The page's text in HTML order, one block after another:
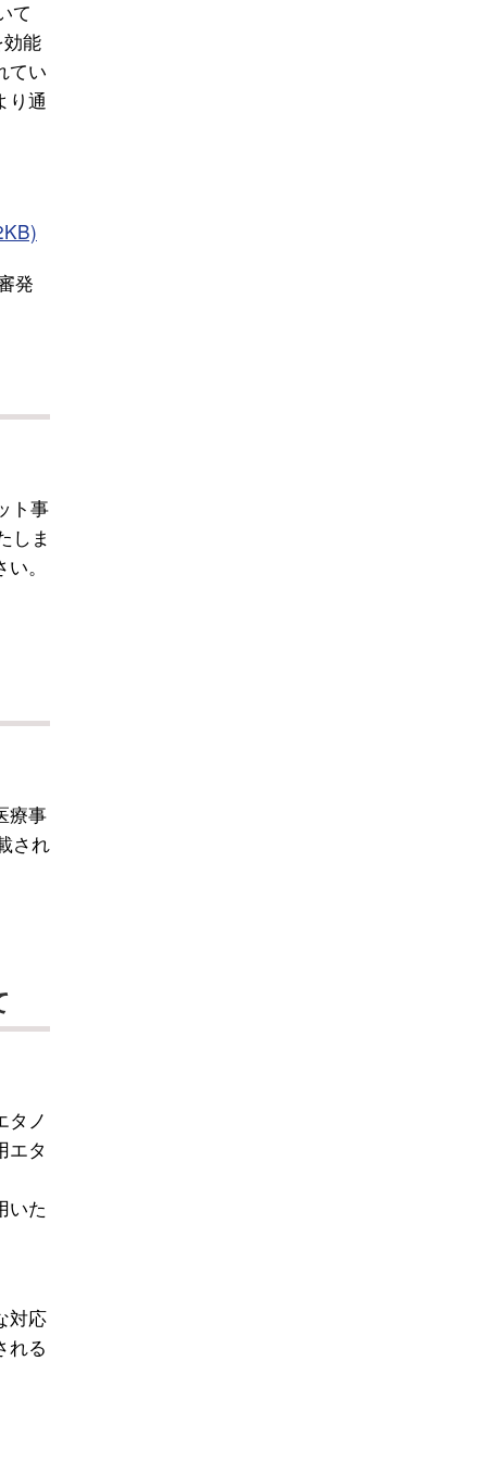
て
能
てい
り通
発
ト事
しま
。
療事
され
タノ
エタ
いた
対応
れる